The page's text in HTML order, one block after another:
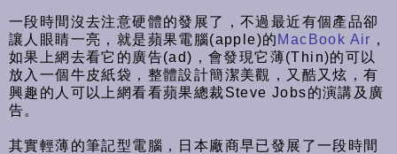
一段時間沒去注意硬體的發展了，不過最近有個產品卻
讓人眼睛一亮，就是蘋果電腦(apple)的 MacBook Air ，
如果上網去看它的廣告(ad)，會發現它薄(Thin)的可以
放入一個牛皮紙袋，整體設計簡潔美觀，又酷又炫，有
興趣的人可以上網看看蘋果總裁Steve Jobs的演講及廣
告。
其實輕薄的筆記型電腦，日本廠商早已發展了一段時間